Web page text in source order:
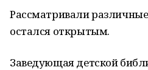
Рассматривали
остался открытым.
Заведующая детской